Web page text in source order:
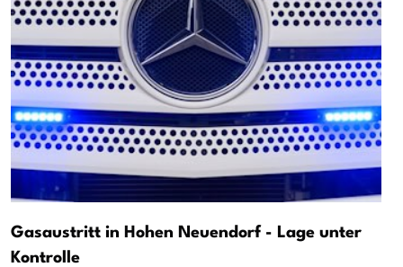
Gasaustritt in Hohen Neuendorf - Lage unter
Kontrolle